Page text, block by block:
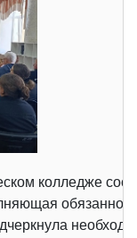
колледже